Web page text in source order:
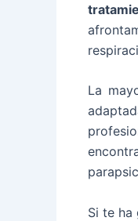
La
Si te ha